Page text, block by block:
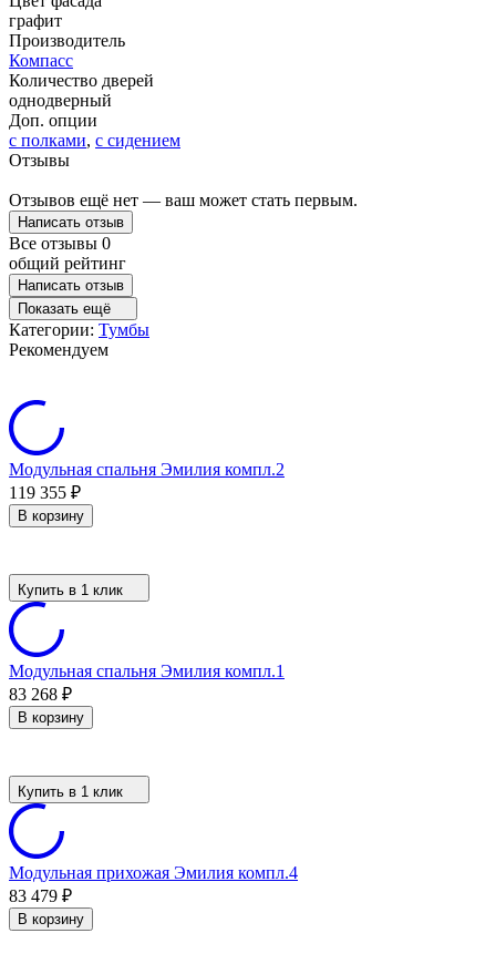
графит
Производитель
Компасс
Количество дверей
однодверный
Доп. опции
с полками, с сидением
Отзывы
Отзывов ещё нет — ваш может стать первым.
Написать отзыв
Все отзывы 0
общий рейтинг
Написать отзыв
Показать ещё
Категории: Тумбы
Рекомендуем
Модульная спальня Эмилия компл.2
119 355 ₽
В корзину
Купить в 1 клик
Модульная спальня Эмилия компл.1
83 268 ₽
В корзину
Купить в 1 клик
Модульная прихожая Эмилия компл.4
83 479 ₽
В корзину